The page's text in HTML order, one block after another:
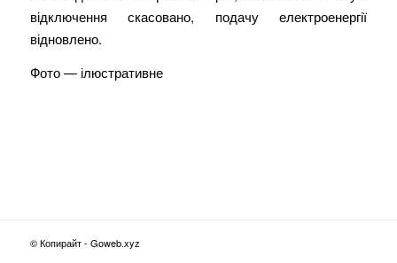
відключення скасовано, подачу електроенергії
відновлено.
Фото — ілюстративне
© Копирайт - Goweb.xyz